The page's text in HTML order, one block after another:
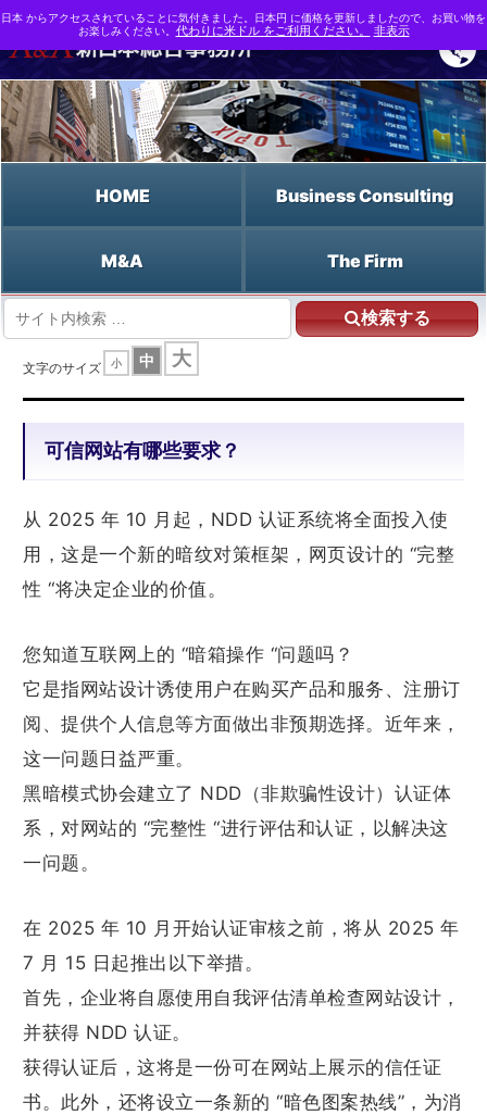
HOME Business Consulting
M&A The Firm
検索する
可信网站有哪些要求？
文字のサイズ
小 中 大
可信网站有哪些要求？
从 2025 年 10 月起，NDD 认证系统将全面投入使
用，这是一个新的暗纹对策框架，网页设计的 “完整
性 “将决定企业的价值。
您知道互联网上的 “暗箱操作 “问题吗？
它是指网站设计诱使用户在购买产品和服务、注册订
阅、提供个人信息等方面做出非预期选择。近年来，
这一问题日益严重。
黑暗模式协会建立了 NDD（非欺骗性设计）认证体
系，对网站的 “完整性 “进行评估和认证，以解决这
一问题。
在 2025 年 10 月开始认证审核之前，将从 2025 年
7 月 15 日起推出以下举措。
首先，企业将自愿使用自我评估清单检查网站设计，
并获得 NDD 认证。
获得认证后，这将是一份可在网站上展示的信任证
书。此外，还将设立一条新的 “暗色图案热线”，为消
日本 からアクセスされていることに気付きました。日本円 に価格を更新しましたので、お買い物を
お楽しみください。 代わりに米ドル をご利用ください。 非表示